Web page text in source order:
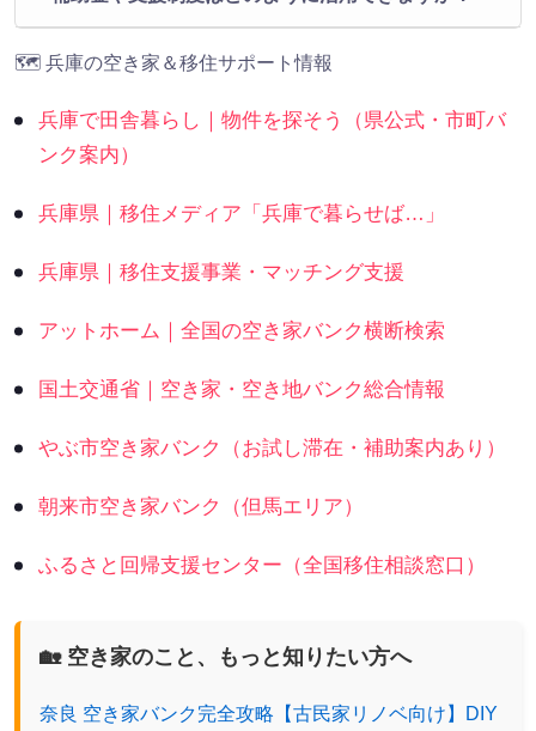
🗺 兵庫の空き家＆移住サポート情報
兵庫で田舎暮らし｜物件を探そう（県公式・市町バ
ンク案内）
兵庫県｜移住メディア「兵庫で暮らせば…」
兵庫県｜移住支援事業・マッチング支援
アットホーム｜全国の空き家バンク横断検索
国土交通省｜空き家・空き地バンク総合情報
やぶ市空き家バンク（お試し滞在・補助案内あり）
朝来市空き家バンク（但馬エリア）
ふるさと回帰支援センター（全国移住相談窓口）
🏡 空き家のこと、もっと知りたい方へ
奈良 空き家バンク完全攻略【古民家リノベ向け】DIY